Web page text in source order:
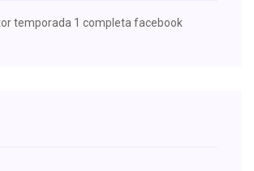
temporada 1 completa facebook